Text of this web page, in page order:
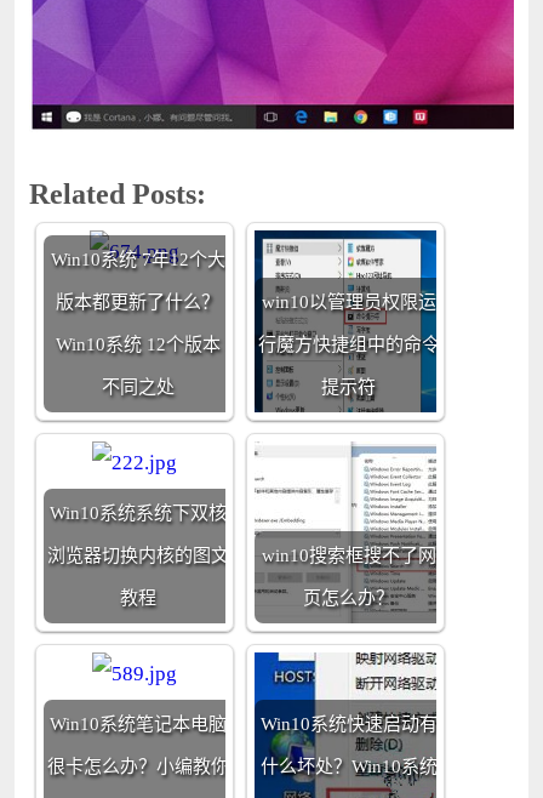
Related Posts:
Win10系统 7年12个大
版本都更新了什么？
Win10系统 12个版本
不同之处
win10以管理员权限运
行魔方快捷组中的命令
提示符
Win10系统系统下双核
浏览器切换内核的图文
教程
win10搜索框搜不了网
页怎么办？
Win10系统笔记本电脑
很卡怎么办？小编教你
Win10系统快速启动有
什么坏处？Win10系统